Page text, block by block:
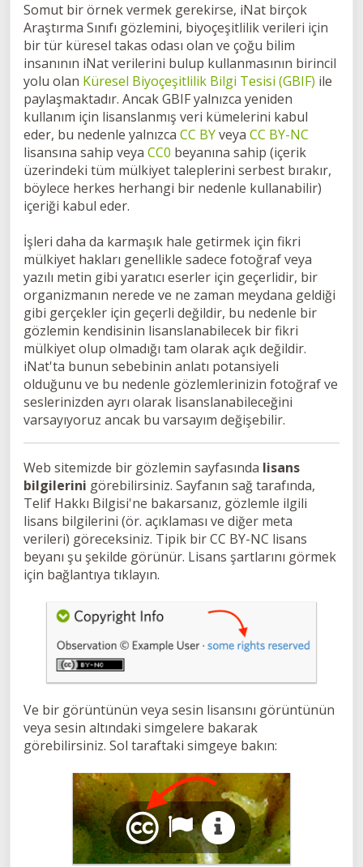
Somut bir örnek vermek gerekirse, iNat birçok
Araştırma Sınıfı gözlemini, biyoçeşitlilik verileri için
bir tür küresel takas odası olan ve çoğu bilim
insanının iNat verilerini bulup kullanmasının birincil
yolu olan Küresel Biyoçeşitlilik Bilgi Tesisi (GBIF) ile
paylaşmaktadır. Ancak GBIF yalnızca yeniden
kullanım için lisanslanmış veri kümelerini kabul
eder, bu nedenle yalnızca CC BYveya CC BY-NC
lisansına sahip veya CC0 beyanına sahip (içerik
üzerindeki tüm mülkiyet taleplerini serbest bırakır,
böylece herkes herhangi bir nedenle kullanabilir)
içeriği kabul eder.
İşleri daha da karmaşık hale getirmek için fikri
mülkiyet hakları genellikle sadece fotoğraf veya
yazılı metin gibi yaratıcı eserler için geçerlidir, bir
organizmanın nerede ve ne zaman meydana geldiği
gibi gerçekler için geçerli değildir, bu nedenle bir
gözlemin kendisinin lisanslanabilecek bir fikri
mülkiyet olup olmadığı tam olarak açık değildir.
iNat'ta bunun sebebinin anlatı potansiyeli
olduğunu ve bu nedenle gözlemlerinizin fotoğraf ve
seslerinizden ayrı olarak lisanslanabileceğini
varsayıyoruz ancak bu varsayım değişebilir.
Web sitemizde bir gözlemin sayfasında lisans
bilgilerini görebilirsiniz. Sayfanın sağ tarafında,
Telif Hakkı Bilgisi'ne bakarsanız, gözlemle ilgili
lisans bilgilerini (ör. açıklaması ve diğer meta
verileri) göreceksiniz. Tipik bir CC BY-NC lisans
beyanı şu şekilde görünür. Lisans şartlarını görmek
için bağlantıya tıklayın.
Ve bir görüntünün veya sesin lisansını görüntünün
veya sesin altındaki simgelere bakarak
görebilirsiniz. Sol taraftaki simgeye bakın: